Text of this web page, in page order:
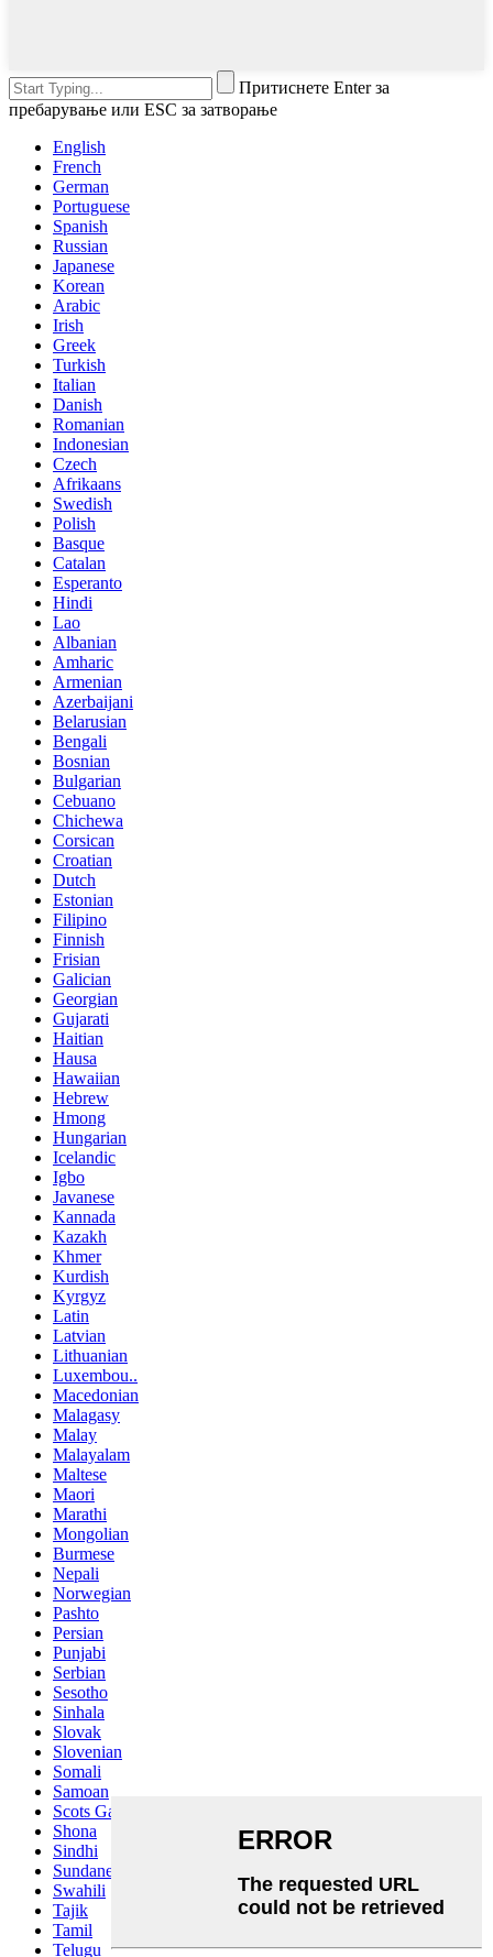
Притиснете Enter за
пребарување или ESC за затворање
English
French
German
Portuguese
Spanish
Russian
Japanese
Korean
Arabic
Irish
Greek
Turkish
Italian
Danish
Romanian
Indonesian
Czech
Afrikaans
Swedish
Polish
Basque
Catalan
Esperanto
Hindi
Lao
Albanian
Amharic
Armenian
Azerbaijani
Belarusian
Bengali
Bosnian
Bulgarian
Cebuano
Chichewa
Corsican
Croatian
Dutch
Estonian
Filipino
Finnish
Frisian
Galician
Georgian
Gujarati
Haitian
Hausa
Hawaiian
Hebrew
Hmong
Hungarian
Icelandic
Igbo
Javanese
Kannada
Kazakh
Khmer
Kurdish
Kyrgyz
Latin
Latvian
Lithuanian
Luxembou..
Macedonian
Malagasy
Malay
Malayalam
Maltese
Maori
Marathi
Mongolian
Burmese
Nepali
Norwegian
Pashto
Persian
Punjabi
Serbian
Sesotho
Sinhala
Slovak
Slovenian
Somali
Samoan
Scots Gaelic
Shona
Sindhi
Sundanese
Swahili
Tajik
Tamil
Telugu